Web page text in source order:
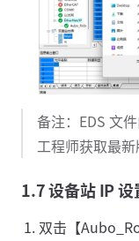
备注：EDS 文
工程师获取最新
1.7 设备站 IP 设
双击【